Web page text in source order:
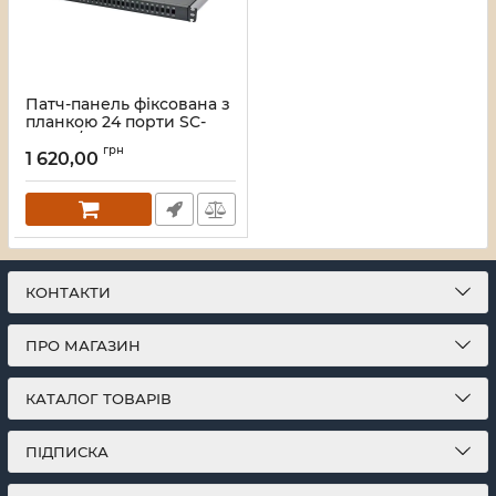
Патч-панель фіксована з
планкою 24 порти SC-
Simpl./LC-Dupl., пуста,
каб.вводи для
Артикул:UA-FOPFP24SCS-B
1 620,00 грн
КОНТАКТИ
ПРО МАГАЗИН
КАТАЛОГ ТОВАРІВ
ПІДПИСКА